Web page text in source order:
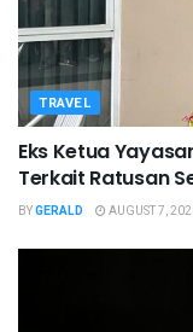
TRAVEL
Eks Ketua
Terkait Ratusan
BYGERALD AUGUST 7,